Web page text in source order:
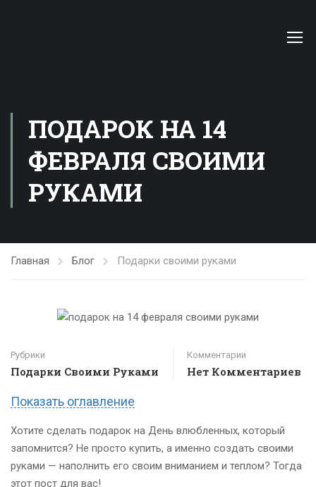
ПОДАРОК НА 14
ФЕВРАЛЯ СВОИМИ
РУКАМИ
Главная Блог Подарки своими руками
Рубрики
Подарки Своими Руками
Комментарии
Нет Комментариев
Показать оглавление
Хотите сделать подарок на День влюбленных, который
запомнится? Не просто купить, а именно создать своими
руками — наполнить его своим вниманием и теплом? Тогда
этот пост для вас!